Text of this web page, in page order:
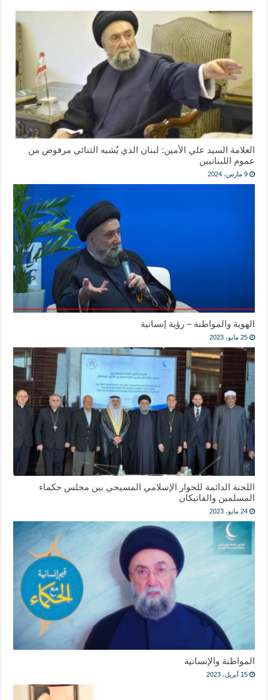
العلامة السيد علي الأمين: لبنان الذي يُشبه الثنائي مرفوض من
عموم اللبنانيين
9 مارس، 2024
الهوية والمواطنة – رؤية إنسانية
25 مايو، 2023
اللجنة الدائمة للحوار الإسلامي المسيحي بين مجلس حكماء
المسلمين والفاتيكان
24 مايو، 2023
المواطنة والإنسانية
15 أبريل، 2023